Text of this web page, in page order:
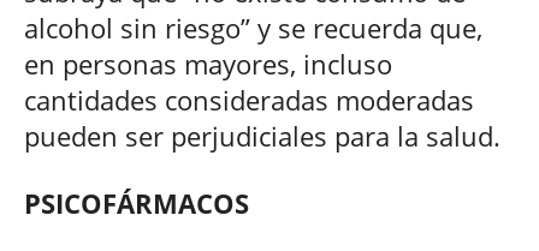
alcohol sin riesgo” y se recuerda que,
en personas mayores, incluso
cantidades consideradas moderadas
pueden ser perjudiciales para la salud.​
PSICOFÁRMACOS